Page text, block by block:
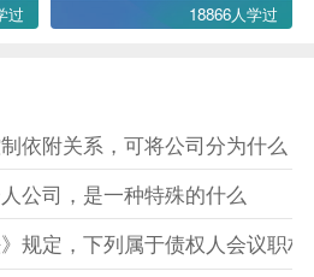
过 18866人学过
依附关系，可将公司分为什么
公司，是一种特殊的什么
规定，下列属于债权人会议职